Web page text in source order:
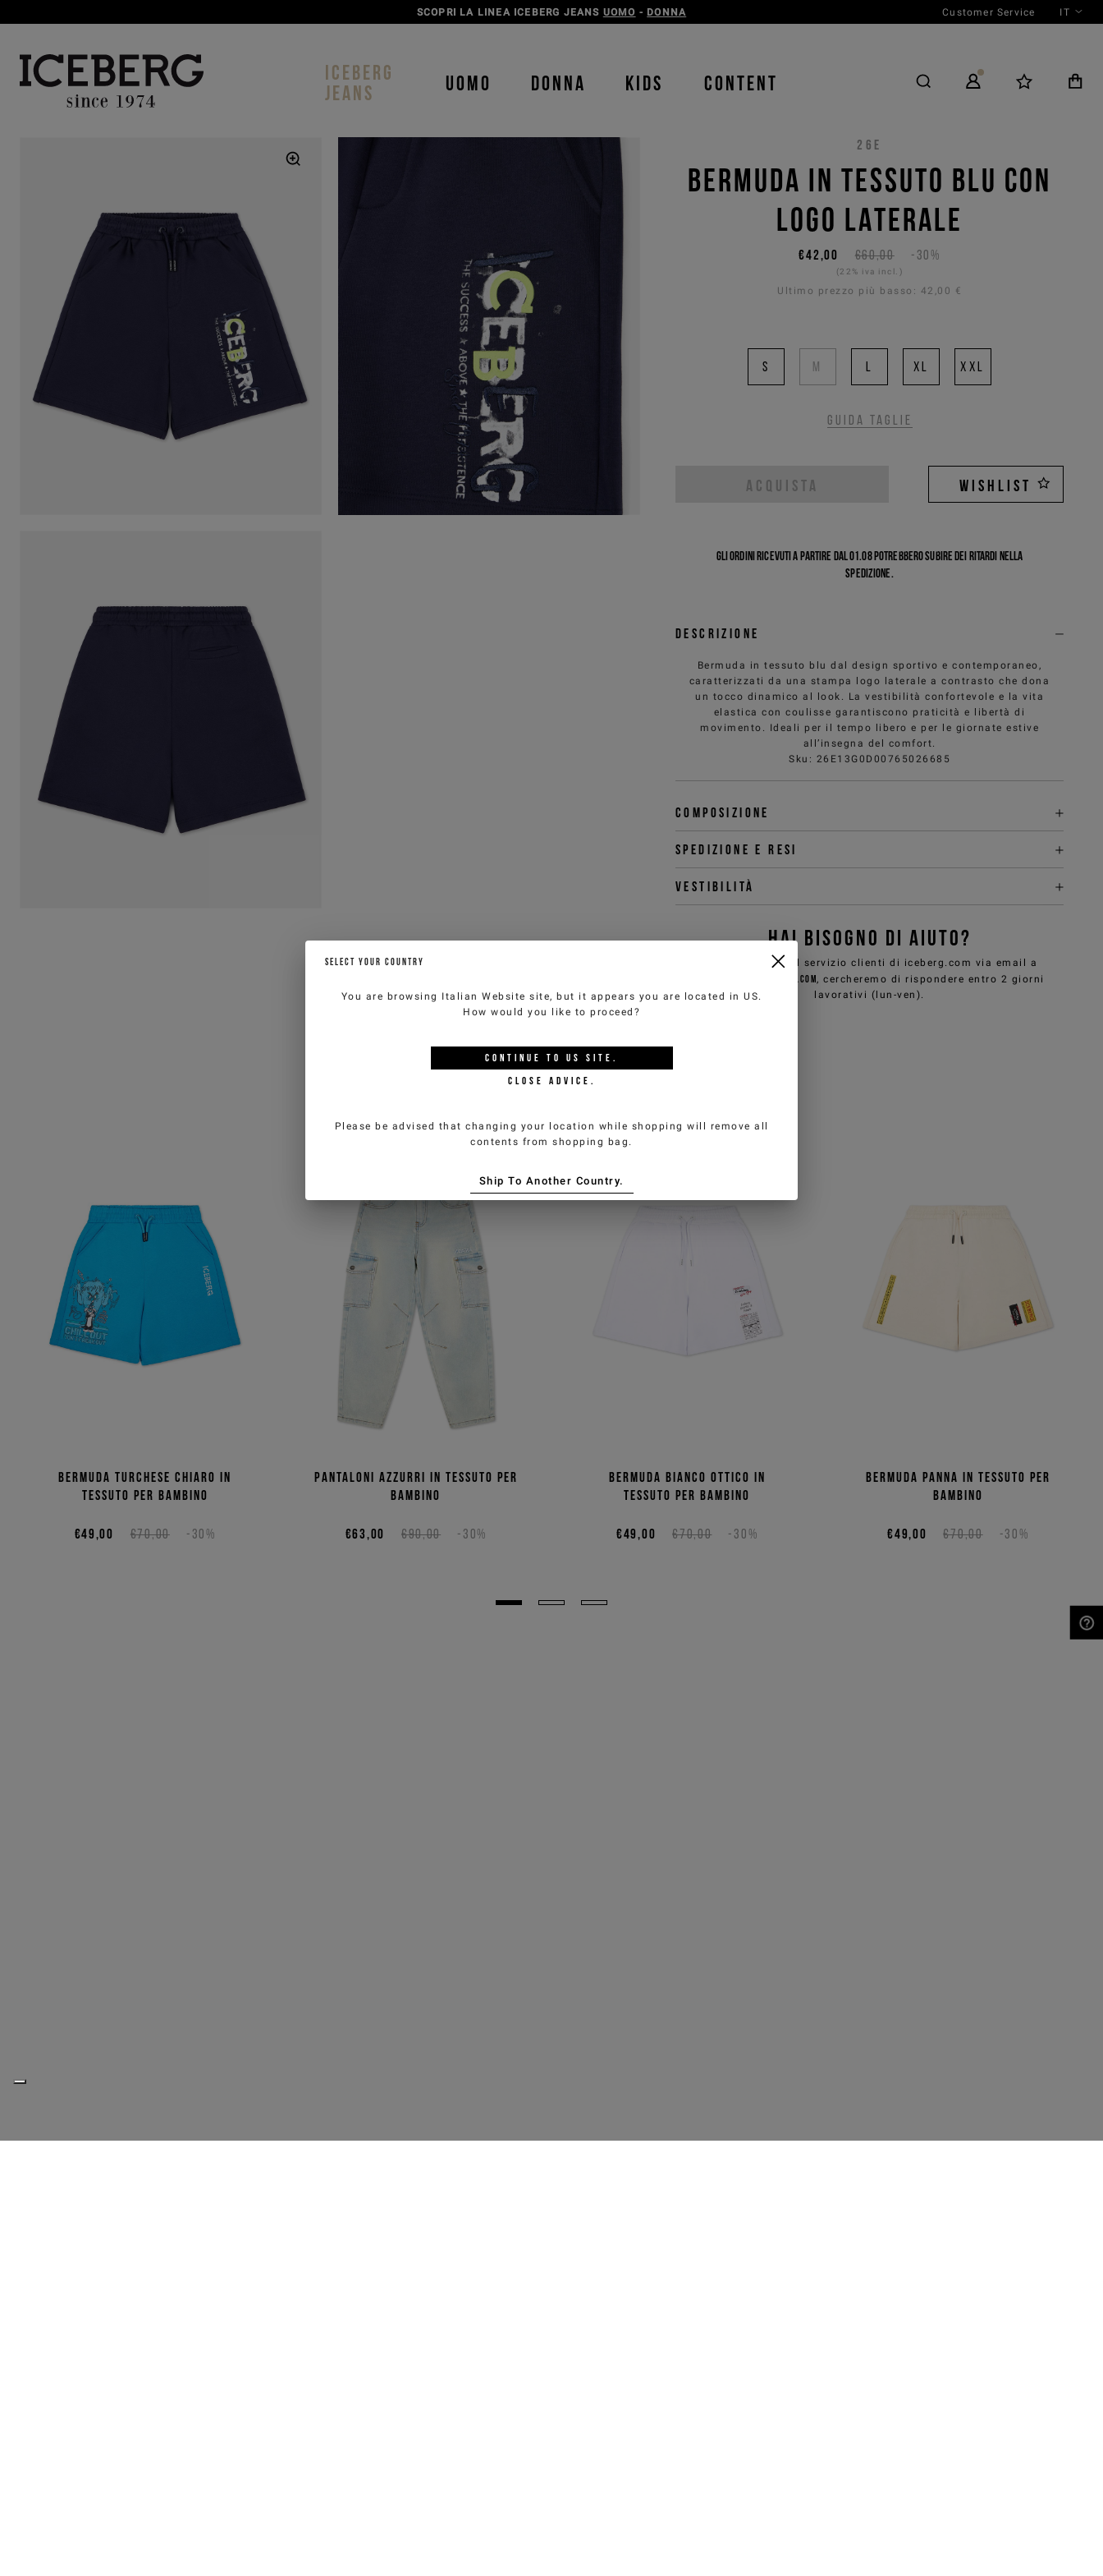
SCOPRI LA LINEA ICEBERG JEANS UOMO - DONNA Customer Service IT
ICEBERG
JEANS
UOMO DONNA KIDS CONTENT
26E
BERMUDA IN TESSUTO BLU CON
LOGO LATERALE
€60,00 -30%
€42,00
(22% iva incl.)
Ultimo prezzo più basso: 42,00 €
S M L XL XXL
Guida taglie
ACQUISTA WISHLIST
Gli ordini ricevuti a partire dal 01.08 potrebbero subire dei ritardi nella
spedizione.
Descrizione
Bermuda in tessuto blu dal design sportivo e contemporaneo,
caratterizzati da una stampa logo laterale a contrasto che dona
un tocco dinamico al look. La vestibilità confortevole e la vita
elastica con coulisse garantiscono praticità e libertà di
movimento. Ideali per il tempo libero e per le giornate estive
all’insegna del comfort.
Sku : 26E13G0D00765026685
Composizione
Spedizione e Resi
Vestibilità
HAI BISOGNO DI AIUTO?
Puoi contattare il servizio clienti di iceberg.com via email a
customercare@iceberg.com, cercheremo di rispondere entro 2 giorni
lavorativi (lun-ven).
POTREBBE PIACERTI ANCHE
Bermuda turchese chiaro in
tessuto per bambino
€70,00 -30%
€49,00
Pantaloni azzurri in tessuto per
bambino
€90,00 -30%
€63,00
Bermuda bianco ottico in
tessuto per bambino
€70,00 -30%
€49,00
Bermuda panna in tessuto per
bambino
€70,00 -30%
€49,00
SELECT YOUR COUNTRY
You are browsing Italian Website site, but it appears you are located in US.
How would you like to proceed?
CONTINUE TO US SITE.
CLOSE ADVICE.
Please be advised that changing your location while shopping will remove all
contents from shopping bag.
Ship To Another Country.